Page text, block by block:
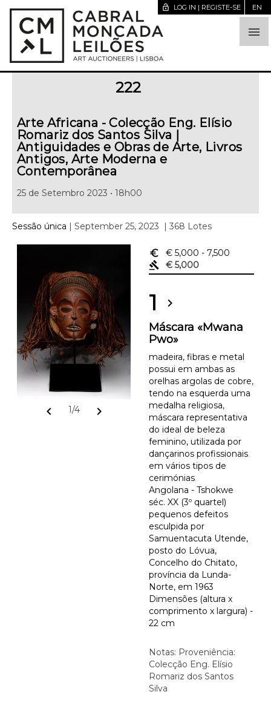

lock_open LOG IN | REGISTE-SE EN
222
Arte Africana - Colecção Eng. Elísio
Romariz dos Santos Silva |
Antiguidades e Obras de Arte, Livros
Antigos, Arte Moderna e
Contemporânea
25 de Setembro 2023 • 18h00
Sessão única | September 25, 2023 | 368 Lotes
chevron_left 1/4 chevron_right
euro_symbol € 5,000 - 7,500
gavel
€ 5,000
1 chevron_right
Máscara «Mwana
Pwo»
madeira, fibras e metal
possui em ambas as
orelhas argolas de cobre,
tendo na esquerda uma
medalha religiosa,
máscara representativa
do ideal de beleza
feminino, utilizada por
dançarinos profissionais
em vários tipos de
cerimónias
Angolana - Tshokwe
séc. XX (3º quartel)
pequenos defeitos
esculpida por
Samuentacuta Utende,
posto do Lóvua,
Concelho do Chitato,
província da Lunda-
Norte, em 1963
Dimensões (altura x
comprimento x largura) -
22 cm
Notas: Proveniência:
Colecção Eng. Elísio
Romariz dos Santos
Silva